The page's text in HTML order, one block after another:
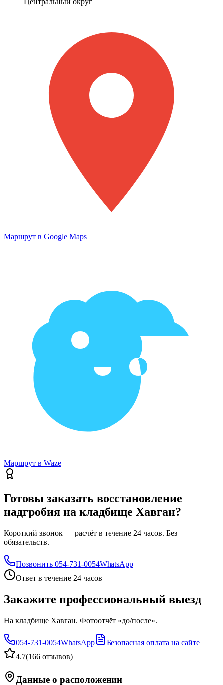
Центральный округ
Маршрут в Google Maps
Маршрут в Waze
Готовы заказать восстановление
надгробия на кладбище Хавган?
Короткий звонок — расчёт в течение 24 часов. Без
обязательств.
Позвонить 054-731-0054WhatsApp
Ответ в течение 24 часов
Закажите профессиональный выезд
На кладбище Хавган. Фотоотчёт «до/после».
054-731-0054WhatsApp
Безопасная оплата на сайте
4.7(166 отзывов)
Данные о расположении